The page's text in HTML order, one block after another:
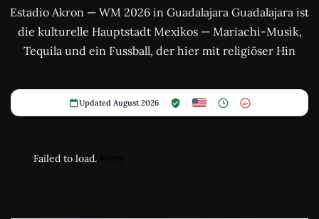
Estadio Akron — WM 2026 in Guadalajara Guadalajara ist
die kulturelle Hauptstadt Mexikos — Mariachi-Musik,
Tequila und ein Fussball, der hier mit religiöser Hin
Updated August 2026 18+
Failed to load.